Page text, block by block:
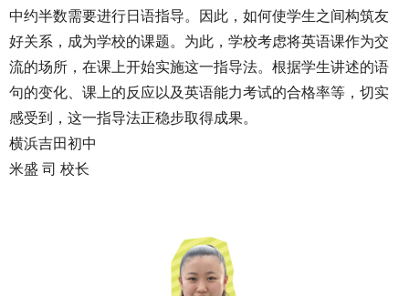
中约半数需要进行日语指导。因此，如何使学生之间构筑友
好关系，成为学校的课题。为此，学校考虑将英语课作为交
流的场所，在课上开始实施这一指导法。根据学生讲述的语
句的变化、课上的反应以及英语能力考试的合格率等，切实
感受到，这一指导法正稳步取得成果。
横浜吉田初中
米盛 司 校长